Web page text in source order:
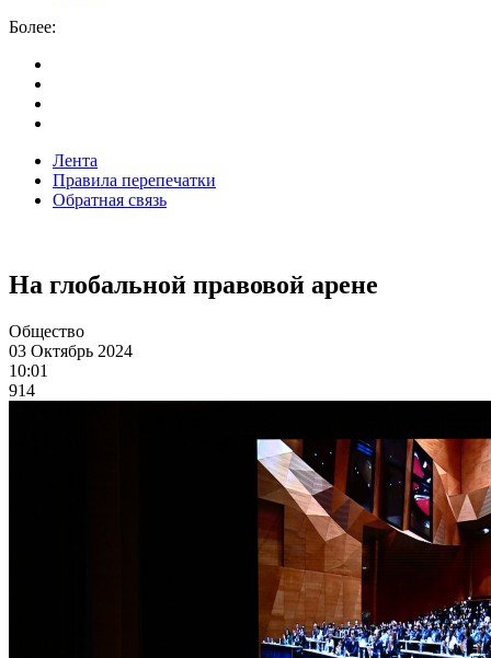
Более:
Лента
Правила перепечатки
Обратная связь
На глобальной правовой арене
Общество
03 Октябрь 2024
10:01
914